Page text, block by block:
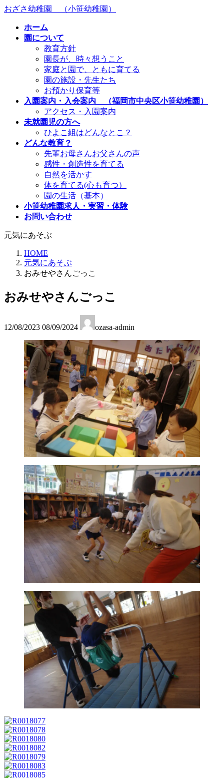
コ
ナ
おざさ幼稚園 （小笹幼稚園）
ホーム
園について
教育方針
園長が、時々想うこと
家庭と園で、ともに育てる
園の施設・先生たち
お預かり保育等
入園案内・入会案内 （福岡市中央区小笹幼稚園）
アクセス・入園案内
未就園児の方へ
ひよこ組はどんなとこ？
どんな教育？
先輩お母さんお父さんの声
感性・創造性を育てる
自然を活かす
体を育てる(心も育つ）
園の生活（基本）
小笹幼稚園求人・実習・体験
お問い合わせ
元気にあそぶ
HOME
元気にあそぶ
おみせやさんごっこ
おみせやさんごっこ
12/08/2023 終
更
新
日
時
:
08/09/2024 ozasa-admin